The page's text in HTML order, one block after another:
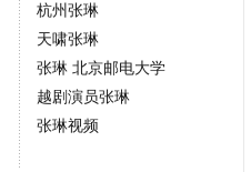
杭州张琳
天啸张琳
张琳 北京邮电大学
越剧演员张琳
张琳视频